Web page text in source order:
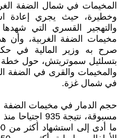
المخيمات في شمال الضفة
وخطيرة، حيث يجري إعادة
والتهجير القسري التي
مخيمات الضفة الغربية، وأن
صرح به وزير المالية في
بتسلئيل سموتريتش، حول
والمخيمات والقرى في الضفة
في شمال غزة.
حجم الدمار في مخيمات الضفة